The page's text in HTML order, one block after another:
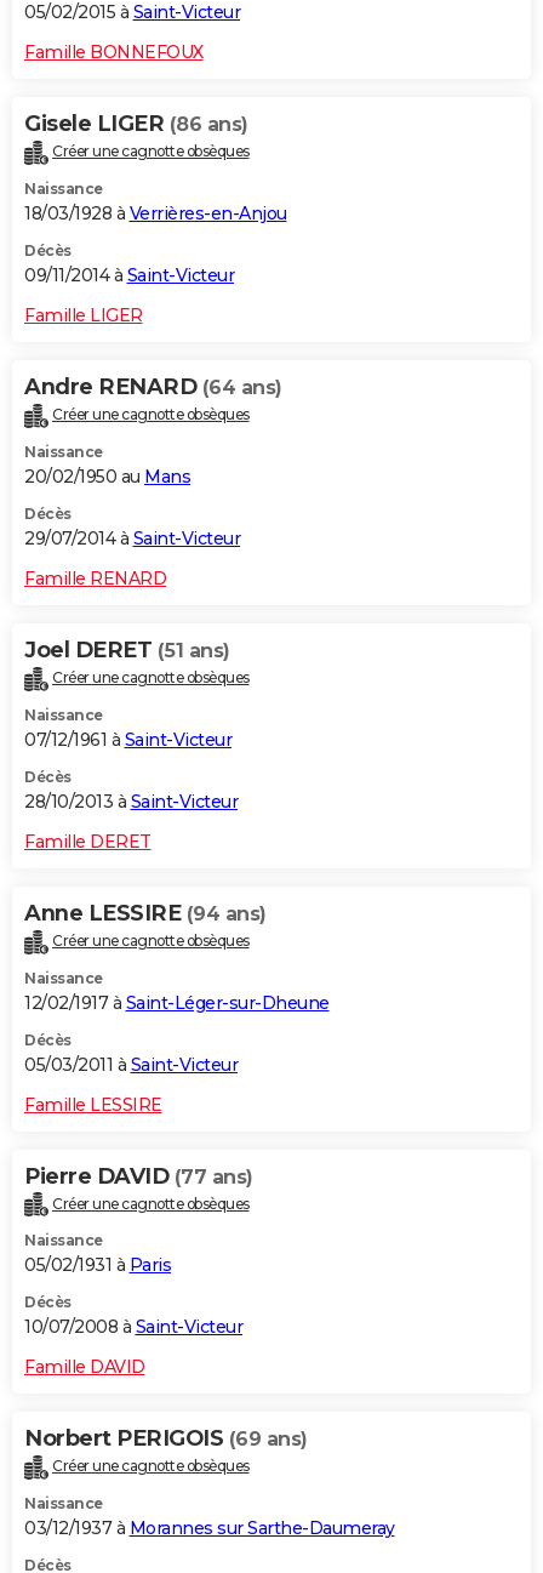
05/02/2015 à Saint-Victeur
Famille BONNEFOUX
Gisele LIGER (86 ans)
Créer une cagnotte obsèques
Naissance
18/03/1928 à Verrières-en-Anjou
Décès
09/11/2014 à Saint-Victeur
Famille LIGER
Andre RENARD (64 ans)
Créer une cagnotte obsèques
Naissance
20/02/1950 au Mans
Décès
29/07/2014 à Saint-Victeur
Famille RENARD
Joel DERET (51 ans)
Créer une cagnotte obsèques
Naissance
07/12/1961 à Saint-Victeur
Décès
28/10/2013 à Saint-Victeur
Famille DERET
Anne LESSIRE (94 ans)
Créer une cagnotte obsèques
Naissance
12/02/1917 à Saint-Léger-sur-Dheune
Décès
05/03/2011 à Saint-Victeur
Famille LESSIRE
Pierre DAVID (77 ans)
Créer une cagnotte obsèques
Naissance
05/02/1931 à Paris
Décès
10/07/2008 à Saint-Victeur
Famille DAVID
Norbert PERIGOIS (69 ans)
Créer une cagnotte obsèques
Naissance
03/12/1937 à Morannes sur Sarthe-Daumeray
Décès